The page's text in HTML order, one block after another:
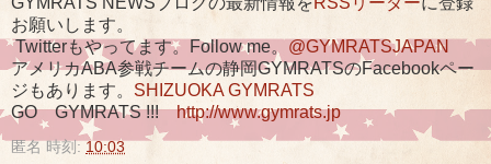
お願いします。
Twitterもやってます。Follow me。 @GYMRATSJAPAN
アメリカABA参戦チームの静岡GYMRATSのFacebookペー
ジもあります。 SHIZUOKA GYMRATS
GO GYMRATS !!!http://www.gymrats.jp
匿名 時刻:10:03